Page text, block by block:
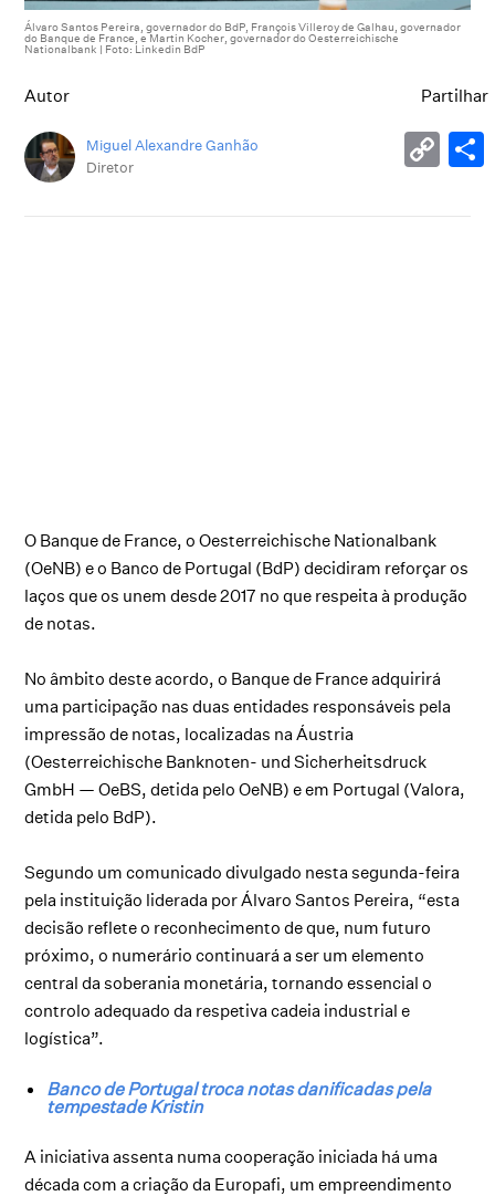
Álvaro Santos Pereira, governador do BdP, François Villeroy de Galhau, governador
do Banque de France, e Martin Kocher, governador do Oesterreichische
Nationalbank | Foto: Linkedin BdP
Autor
Miguel Alexandre Ganhão
Diretor
Partilhar
O Banque de France, oOesterreichische Nationalbank
(OeNB) e o Banco de Portugal (BdP) decidiram reforçar os
laços que os unem desde 2017 no que respeita à produção
de notas.
No âmbito deste acordo, o Banque de France adquirirá
uma participação nas duas entidades responsáveis pela
impressão de notas, localizadas na Áustria
(Oesterreichische Banknoten- und Sicherheitsdruck
GmbH — OeBS, detida pelo OeNB) e em Portugal (Valora,
detida pelo BdP).
Segundo um comunicado divulgado nesta segunda-feira
pela instituição liderada por Álvaro Santos Pereira, “esta
decisão reflete o reconhecimento de que, num futuro
próximo, o numerário continuará a ser um elemento
central da soberania monetária, tornando essencial o
controlo adequado da respetiva cadeia industrial e
logística”.
Banco de Portugal troca notas danificadas pela
tempestade Kristin
A iniciativa assenta numa cooperação iniciada há uma
década com a criação da Europafi, um empreendimento